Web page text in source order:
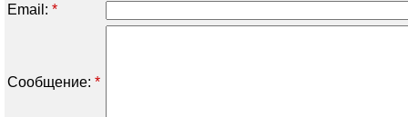
Email: *
Сообщение: *